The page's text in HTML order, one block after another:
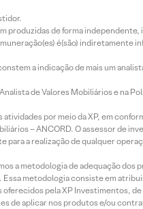
produzidas de forma
é(são) indiretamente
a indicação de mais um
de Valores Mobiliários e na
por meio da XP, em
– ANCORD. O assessor de
a realização de qualquer
a metodologia de adequação dos
metodologia consiste em
pela XP Investimentos,
de aplicar nos produtos e/ou